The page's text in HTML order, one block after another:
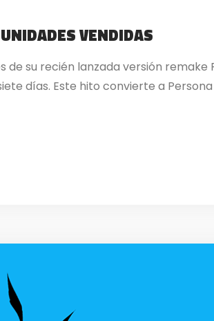
VENDIDAS
su recién lanzada versión remake
días. Este hito convierte a